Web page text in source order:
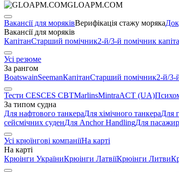
GLOAPM.COM
Вакансії для моряківВерифікація стажу моряка
Вакансії для моряків
КапітанСтарший помічник2-й/3-й помічник
Усі резюме
За рангом
BoatswainSeemanКапітанСтарший помічник2-й/3-
Тести CESCES CBTMarlinsMintraACT (UA)
За типом судна
Для нафтового танкераДля хімічного танкераДля
сейсмічних суденДля Anchor HandlingДля
Усі крюїнгові компаніїНа карті
На карті
Крюінги УкраїниКрюінги ЛатвіїКрюінги Литви